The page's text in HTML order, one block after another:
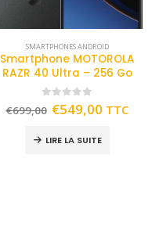
SMARTPHONES ANDROID
Smartphone MOTOROLA
RAZR 40 Ultra – 256 Go
out of 5
€699,00 €549,00 TTC
LIRE LA SUITE